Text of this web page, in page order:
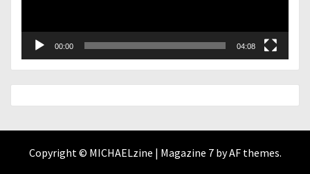
00:00 04:08
Copyright © MICHAELzine | Magazine 7by AF themes.